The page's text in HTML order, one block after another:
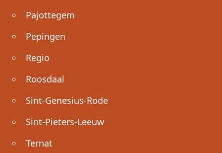
Pajottegem
Pepingen
Regio
Roosdaal
Sint-Genesius-Rode
Sint-Pieters-Leeuw
Ternat